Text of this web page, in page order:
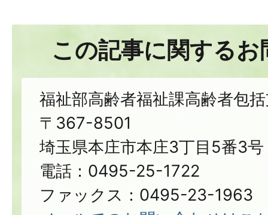
この記事に関する
福祉部高齢者福祉課高齢者包
〒367-8501
埼玉県本庄市本庄3丁目5番3号
電話：0495-25-1722
ファックス：0495-23-1963